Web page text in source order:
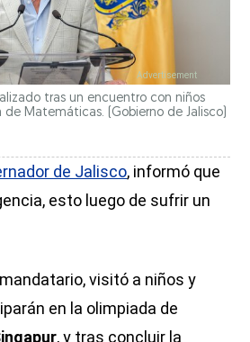
tras un encuentro con niños
de Matemáticas.
(Gobierno de Jalisco)
de Jalisco, informó que
esto luego de sufrir un
visitó a niños y
en la olimpiada de
, y tras concluir la